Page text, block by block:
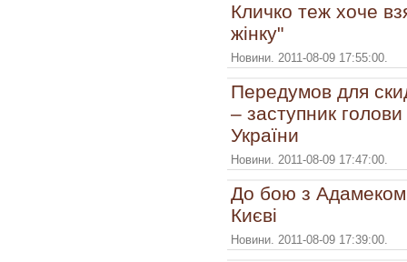
Кличко теж хоче
жінку"
Новини. 2011-08-09 17:55:00.
Передумов для
– заступник голови
України
Новини. 2011-08-09 17:47:00.
До бою з Адамеком
Києві
Новини. 2011-08-09 17:39:00.